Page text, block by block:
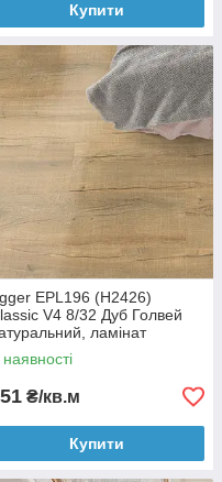
Купити
EPL196 (H2426)
V4 8/32 Дуб Голвей
ламінат
₴/кв.м
Купити